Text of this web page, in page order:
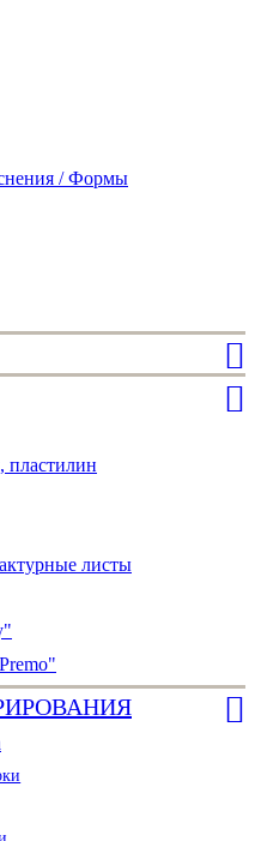
/ Формы
пластилин
листы